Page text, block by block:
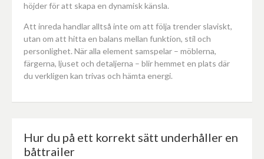
höjder för att skapa en dynamisk känsla.
Att inreda handlar alltså inte om att följa trender slaviskt,
utan om att hitta en balans mellan funktion, stil och
personlighet. När alla element samspelar – möblerna,
färgerna, ljuset och detaljerna – blir hemmet en plats där
du verkligen kan trivas och hämta energi.
Hur du på ett korrekt sätt underhåller en
båttrailer